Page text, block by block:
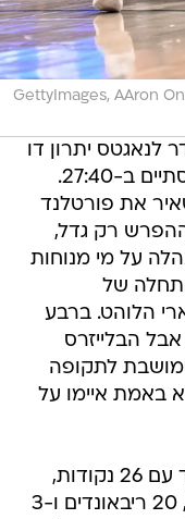
GettyImages, AAron
יתרון דו
ספרתי מהיר כשהרבע הראשון מסתיים ב-27:40.
את פורטלנד
רק גדל,
התנהלה על מי מנוחות
של
הלוהט. ברבע
צומק ל-8 בלבד, אבל הבלייזרס
לתקופה
באמת איימו על
סיימונס כאמור הוביל את פורטלנד עם 26 נקודות,
כשדונובן קלינגן בולט גם כן עם 17, 20 ריבאונדים ו-3